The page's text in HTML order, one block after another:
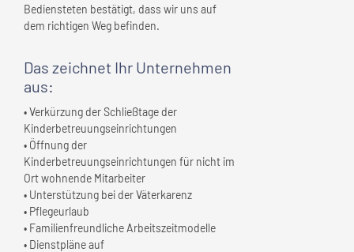
Bediensteten bestätigt, dass wir uns auf
dem richtigen Weg befinden.
Das zeichnet Ihr Unternehmen
aus:
• Verkürzung der Schließtage der
Kinderbetreuungseinrichtungen
• Öffnung der
Kinderbetreuungseinrichtungen für nicht im
Ort wohnende Mitarbeiter
• Unterstützung bei der Väterkarenz
• Pflegeurlaub
• Familienfreundliche Arbeitszeitmodelle
• Dienstpläne auf